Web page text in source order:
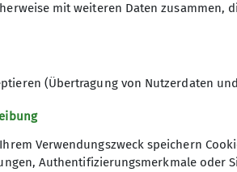
mit weiteren Daten zusammen,
(Übertragung von Nutzerdaten
Verwendungszweck speichern
Authentifizierungsmerkmale oder